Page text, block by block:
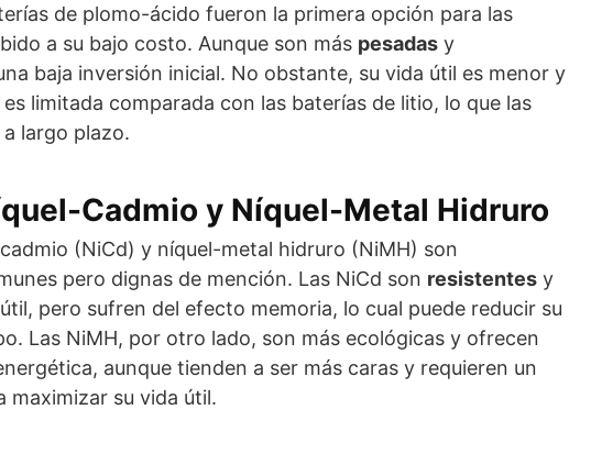
de plomo-ácido fueron la primera opción para las
a su bajo costo. Aunque son más pesadas y
baja inversión inicial. No obstante, su vida útil es menor y
limitada comparada con las baterías de litio, lo que las
largo plazo.
Cadmio y Níquel-Metal Hidruro
(NiCd) y níquel-metal hidruro (NiMH) son
pero dignas de mención. Las NiCd son resistentes y
pero sufren del efecto memoria, lo cual puede reducir su
Las NiMH, por otro lado, son más ecológicas y ofrecen
aunque tienden a ser más caras y requieren un
maximizar su vida útil.